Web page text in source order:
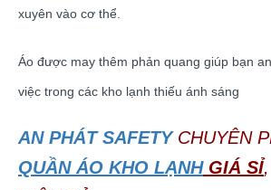
xuyên vào cơ thể.
Áo được may thêm phản quang giúp bạn
việc trong các kho lạnh thiếu ánh sáng
AN PHÁT SAFETY CHUYÊN
QUẦN ÁO KHO LẠNHGIÁ SỈ